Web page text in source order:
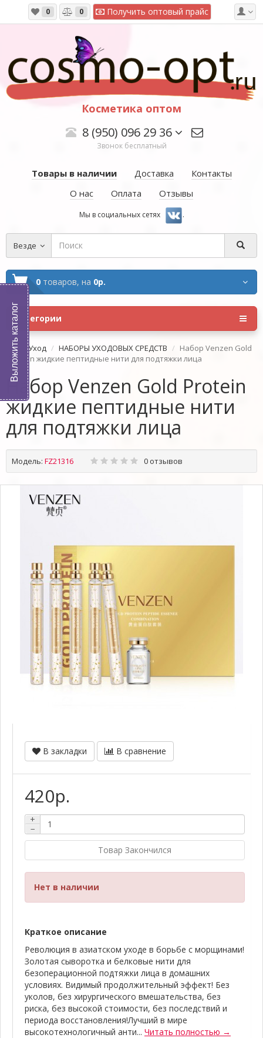
0 0 Получить оптовый прайс
Косметика оптом
8 (950) 096 29 36
Звонок бесплатный
Товары в наличии Доставка
Контакты
О нас
Оплата Отзывы
Мы в социальных сетях .
Везде
0 товаров, на 0р.
Категории
Уход НАБОРЫ УХОДОВЫХ СРЕДСТВ
Набор Venzen Gold
Protein жидкие пептидные нити для подтяжки лица
Набор Venzen Gold Protein
жидкие пептидные нити
для подтяжки лица
Модель: FZ21316 0 отзывов
В закладки В сравнение
420р.
+
−
Товар Закончился
Нет в наличии
Краткое описание
Революция в азиатском уходе в борьбе с морщинами!
Золотая сыворотка и белковые нити для
безоперационной подтяжки лица в домашних
условиях. Видимый продолжительный эффект! Без
уколов, без хирургического вмешательства, без
риска, без высокой стоимости, без последствий и
периода восстановления!Лучший в мире
высокотехнологичный анти... Читать полностью →
Выложить каталог